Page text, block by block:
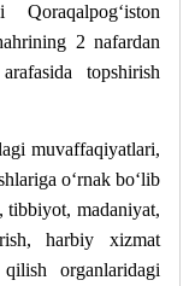
2 nafardan
topshirish
muvaffaqiyatlari,
o‘rnak bo‘lib
tibbiyot, madaniyat,
harbiy xizmat
organlaridagi